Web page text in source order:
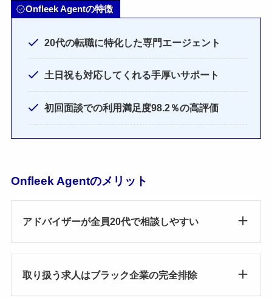
Onfleek Agentの特徴
20代の転職に特化した専門エージェント
土日祝も対応してくれる手厚いサポート
初回面談での利用満足度98.2％の高評価
Onfleek Agentのメリット
アドバイザーが全員20代で相談しやすい
取り扱う求人はブラック企業の完全排除